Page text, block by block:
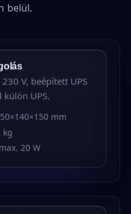
belül.
230 V, beépített UPS
UPS.
mm
kg
20 W